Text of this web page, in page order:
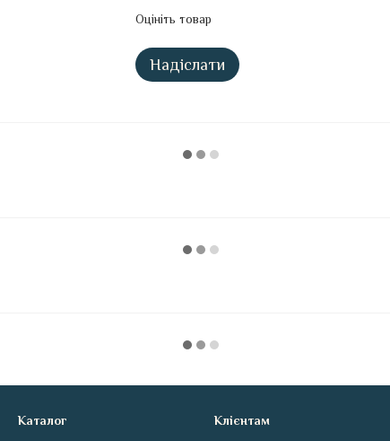
Оцініть товар
Надіслати
Каталог Клієнтам